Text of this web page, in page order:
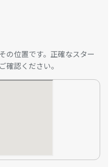
の位置です。正確なスター
確認ください。